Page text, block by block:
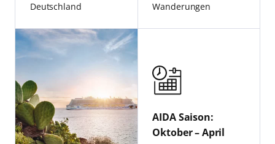
Deutschland
Wanderungen
AIDA Saison:
Oktober – April